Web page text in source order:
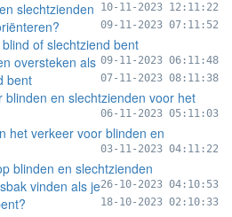
10-11-2023 12:11:22
slechtzienden
09-11-2023 07:11:52
of slechtziend bent
09-11-2023 06:11:48
oversteken als
bent
07-11-2023 08:11:38
blinden en slechtzienden voor het
06-11-2023 05:11:03
het verkeer voor blinden en
03-11-2023 04:11:22
blinden en slechtzienden
26-10-2023 04:10:53
vinden als je
18-10-2023 02:10:33